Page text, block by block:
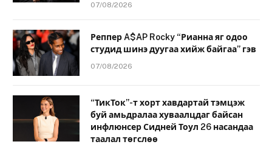
07/08/2026
Реппер A$AP Rocky “Рианна яг одоо
студид шинэ дуугаа хийж байгаа” гэв
07/08/2026
“ТикТок”-т хорт хавдартай тэмцэж
буй амьдралаа хуваалцдаг байсан
инфлюнсер Сидней Тоул 26 насандаа
таалал төгслөө